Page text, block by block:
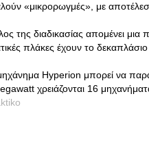
«μικρορωγμές», με
της διαδικασίας απομένει μια
πλάκες έχουν το
Hyperion μπορεί να
χρειάζονται 16